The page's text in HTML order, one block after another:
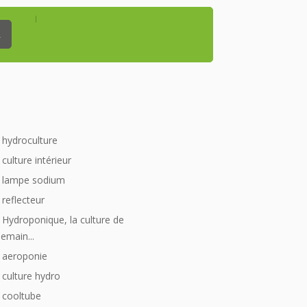
hydroculture
culture intérieur
lampe sodium
reflecteur
Hydroponique, la culture de
aeroponie
culture hydro
cooltube